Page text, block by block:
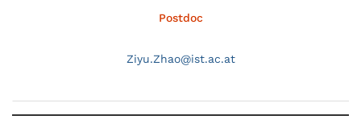
Postdoc
Ziyu.Zhao@ist.ac.at